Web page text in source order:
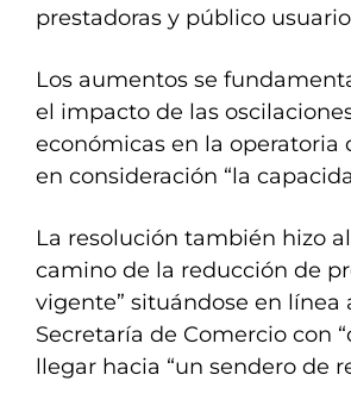
prestadoras y público
Los aumentos se
el impacto de las
económicas en la operatoria
en consideración “la
La resolución también hizo
camino de la reducción de
vigente” situándose en línea
Secretaría de Comercio con
llegar hacia “un sendero de